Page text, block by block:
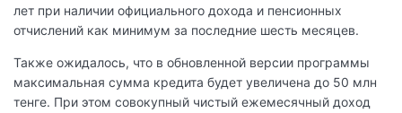
лет при наличии официального дохода и пенсионных
отчислений как минимум за последние шесть месяцев.
Также ожидалось, что в обновленной версии программы
максимальная сумма кредита будет увеличена до 50 млн
тенге. При этом совокупный чистый ежемесячный доход